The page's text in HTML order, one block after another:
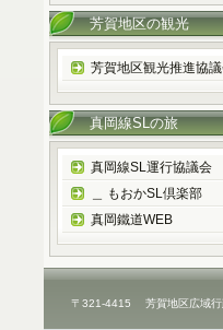
芳賀地区の観光
芳賀地区観光推進協
真岡線SLの旅
真岡線SL運行協議会
＿ もおかSL倶楽部
真岡鐵道WEB
〒321-4415 芳賀地区広域